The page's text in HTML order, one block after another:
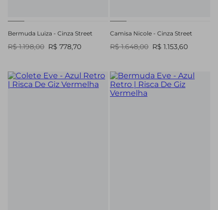
Bermuda Luiza - Cinza Street
R$ 1.198,00 R$ 778,70
Camisa Nicole - Cinza Street
R$ 1.648,00 R$ 1.153,60